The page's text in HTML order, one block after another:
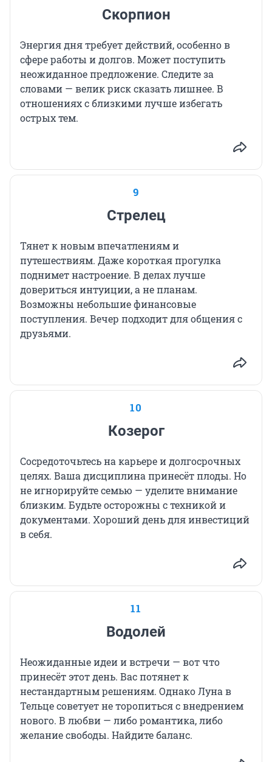
Скорпион
Энергия дня требует действий, особенно в
сфере работы и долгов. Может поступить
неожиданное предложение. Следите за
словами — велик риск сказать лишнее. В
отношениях с близкими лучше избегать
острых тем.
9
Стрелец
Тянет к новым впечатлениям и
путешествиям. Даже короткая прогулка
поднимет настроение. В делах лучше
довериться интуиции, а не планам.
Возможны небольшие финансовые
поступления. Вечер подходит для общения с
друзьями.
10
Козерог
Сосредоточьтесь на карьере и долгосрочных
целях. Ваша дисциплина принесёт плоды. Но
не игнорируйте семью — уделите внимание
близким. Будьте осторожны с техникой и
документами. Хороший день для инвестиций
в себя.
11
Водолей
Неожиданные идеи и встречи — вот что
принесёт этот день. Вас потянет к
нестандартным решениям. Однако Луна в
Тельце советует не торопиться с внедрением
нового. В любви — либо романтика, либо
желание свободы. Найдите баланс.